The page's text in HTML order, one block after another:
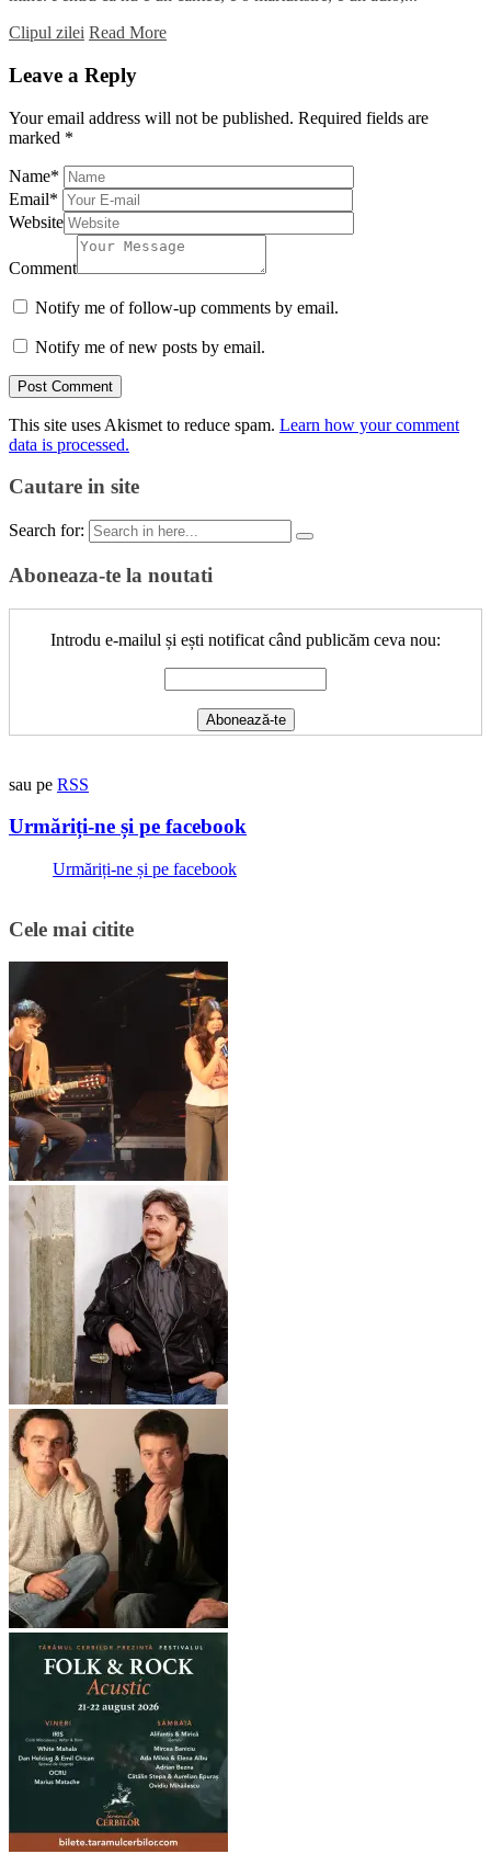
Clipul zilei Read More
Leave a Reply
Your email address will not be published. Required fields are
marked *
Name*
Email*
Website
Comment
Notify me of follow-up comments by email.
Notify me of new posts by email.
This site uses Akismet to reduce spam. Learn how your comment
data is processed.
Cautare in site
Search for:
Aboneaza-te la noutati
Introdu e-mailul și ești notificat când publicăm ceva nou:
sau pe RSS
Urmăriți-ne și pe facebook
Urmăriți-ne și pe facebook
Cele mai citite